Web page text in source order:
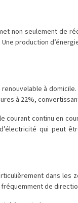
non seulement de
production
à
à 22%,
courant continu en
qui peut
dans les
de